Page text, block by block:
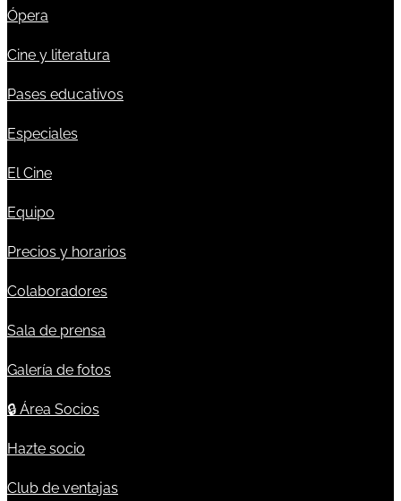
Ópera
Cine y literatura
Pases educativos
Especiales
El Cine
Equipo
Precios y horarios
Colaboradores
Sala de prensa
Galería de fotos
🔒 Área Socios
Hazte socio
Club de ventajas